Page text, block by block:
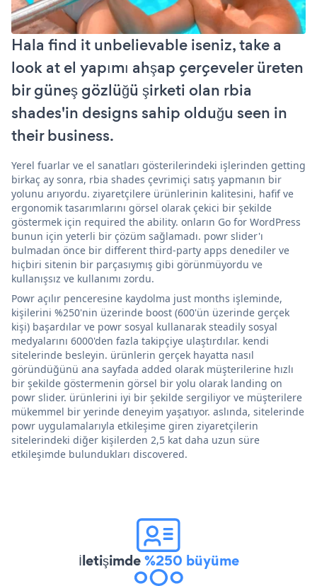
Hala find it unbelievable iseniz, take a
look at el yapımı ahşap çerçeveler üreten
bir güneş gözlüğü şirketi olan rbia
shades'in designs sahip olduğu seen in
their business.
Yerel fuarlar ve el sanatları gösterilerindeki işlerinden getting
birkaç ay sonra, rbia shades çevrimiçi satış yapmanın bir
yolunu arıyordu. ziyaretçilere ürünlerinin kalitesini, hafif ve
ergonomik tasarımlarını görsel olarak çekici bir şekilde
göstermek için required the ability. onların Go for WordPress
bunun için yeterli bir çözüm sağlamadı. powr slider'ı
bulmadan önce bir different third-party apps denediler ve
hiçbiri sitenin bir parçasıymış gibi görünmüyordu ve
kullanışsız ve kullanımı zordu.
Powr açılır penceresine kaydolma just months işleminde,
kişilerini %250'nin üzerinde boost (600'ün üzerinde gerçek
kişi) başardılar ve powr sosyal kullanarak steadily sosyal
medyalarını 6000'den fazla takipçiye ulaştırdılar. kendi
sitelerinde besleyin. ürünlerin gerçek hayatta nasıl
göründüğünü ana sayfada added olarak müşterilerine hızlı
bir şekilde göstermenin görsel bir yolu olarak landing on
powr slider. ürünlerini iyi bir şekilde sergiliyor ve müşterilere
mükemmel bir yerinde deneyim yaşatıyor. aslında, sitelerinde
powr uygulamalarıyla etkileşime giren ziyaretçilerin
sitelerindeki diğer kişilerden 2,5 kat daha uzun süre
etkileşimde bulundukları discovered.
İletişimde%250 büyüme